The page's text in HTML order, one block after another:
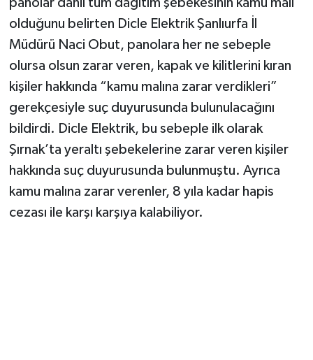
olduğunu belirten Dicle Elektrik Şanlıurfa İl
Müdürü Naci Obut, panolara her ne sebeple
olursa olsun zarar veren, kapak ve kilitlerini kıran
kişiler hakkında “kamu malına zarar verdikleri”
gerekçesiyle suç duyurusunda bulunulacağını
bildirdi. Dicle Elektrik, bu sebeple ilk olarak
Şırnak’ta yeraltı şebekelerine zarar veren kişiler
hakkında suç duyurusunda bulunmuştu. Ayrıca
kamu malına zarar verenler, 8 yıla kadar hapis
cezası ile karşı karşıya kalabiliyor.